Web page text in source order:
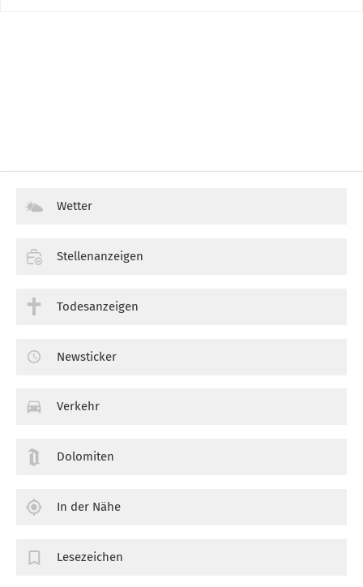
Wetter
Stellenanzeigen
Todesanzeigen
Newsticker
Verkehr
Dolomiten
In der Nähe
Lesezeichen